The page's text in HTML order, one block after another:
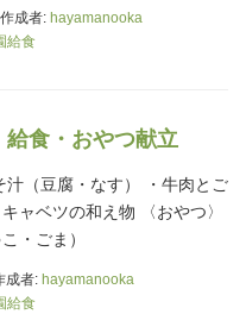
作成者: hayamanooka
給食
食・おやつ献立
汁（豆腐・なす） ・牛肉とご
ャベツの和え物 〈おやつ〉
・ごま）
成者: hayamanooka
給食